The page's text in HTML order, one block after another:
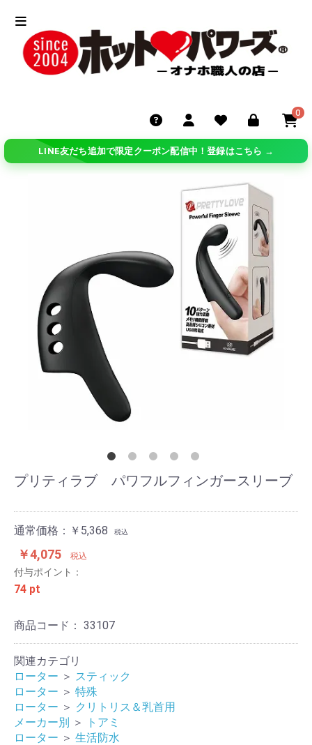
0
LINE友だち追加で限定クーポン配信中！登録はこちら →
プリティラブ パワフルフィンガースリーブ
通常価格：￥5,368 税込
￥4,075 税込
付与ポイント：
74 pt
商品コード： 33107
関連カテゴリ
ローター ＞ スティック
ローター ＞ 特殊
ローター ＞ クリトリス＆乳首用
メーカー別 ＞
トアミ
ローター ＞ 生活防水